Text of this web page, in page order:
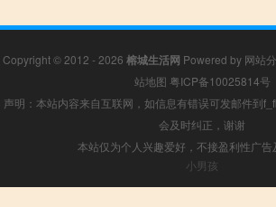
Copyright © 2012 - 2026 榕城生活网 Powered by 网站
站地图 粤ICP备10025814号
声明：本站内容来自互联网，如信息有错误可发邮件到
会及时纠正，谢谢
本站仅为个人兴趣爱好，不接盈利性广告
小男孩